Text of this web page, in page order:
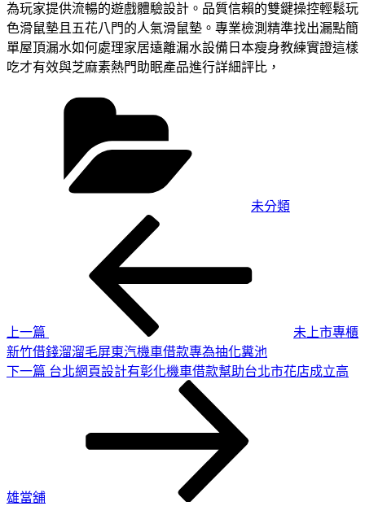
為玩家提供流暢的遊戲體驗設計。品質信賴的雙鍵操控輕鬆玩
色滑鼠墊且五花八門的人氣滑鼠墊。專業檢測精準找出漏點簡
單屋頂漏水如何處理家居遠離漏水設備日本瘦身教練實證這樣
吃才有效與芝麻素熱門助眠產品進行詳細評比，
未分類
上一篇
未上市專櫃
新竹借錢溜溜毛屏東汽機車借款專為抽化糞池
下
下一篇 台北網頁設計有彰化機車借款幫助台北市花店成立高
雄當舖